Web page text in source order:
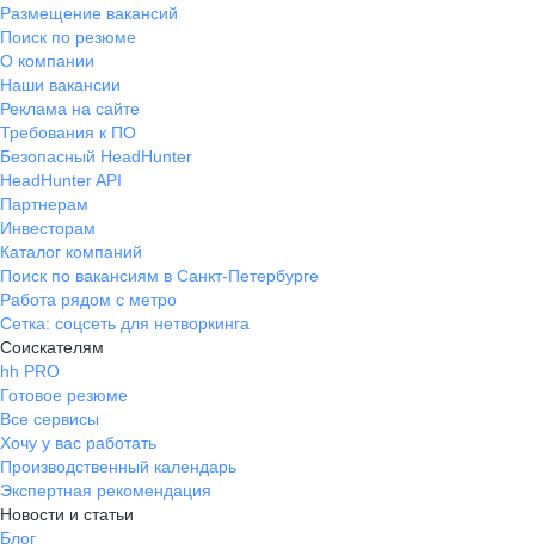
Размещение вакансий
Поиск по резюме
О компании
Наши вакансии
Реклама на сайте
Требования к ПО
Безопасный HeadHunter
HeadHunter API
Партнерам
Инвесторам
Каталог компаний
Поиск по вакансиям в Санкт-Петербурге
Работа рядом с метро
Сетка: соцсеть для нетворкинга
Соискателям
hh PRO
Готовое резюме
Все сервисы
Хочу у вас работать
Производственный календарь
Экспертная рекомендация
Новости и статьи
Блог